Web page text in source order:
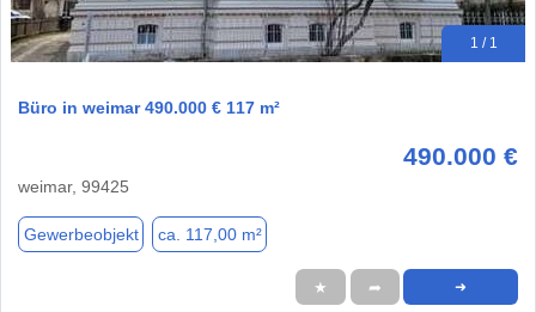
1 / 1
Büro in weimar 490.000 € 117 m²
490.000 €
weimar, 99425
Gewerbeobjekt ca. 117,00 m²
★ ➦ ➜